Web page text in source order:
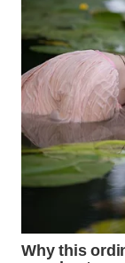
WAHANA
KONSUMEN
WAHANA
LISTRIK
WAHANA
TRAVEL
TV